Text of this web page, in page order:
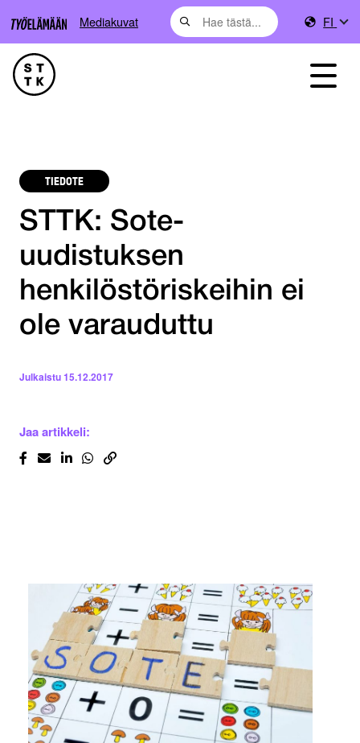
Mediakuvat FI
TIEDOTE
STTK: Sote-
uudistuksen
henkilöstöriskeihin ei
ole varauduttu
Julkaistu15.12.2017
Jaa artikkeli: